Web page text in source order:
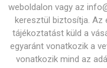
weboldalon vagy az
keresztül biztosítja. Az
tájékoztatást küld a
egyaránt vonatkozik a
vonatkozik mind az